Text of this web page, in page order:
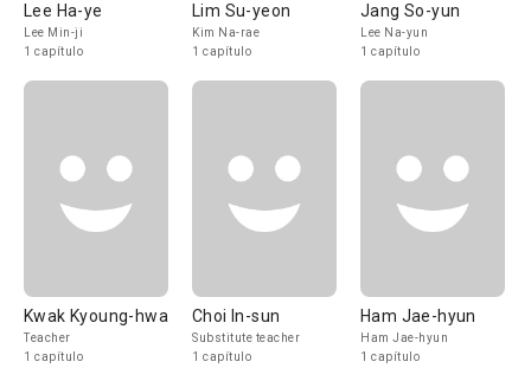
Lee Ha-ye
Lee Min-ji
1 capítulo
Lim Su-yeon
Kim Na-rae
1 capítulo
Jang So-yun
Lee Na-yun
1 capítulo
Kwak Kyoung-hwa
Teacher
1 capítulo
Choi In-sun
Substitute teacher
1 capítulo
Ham Jae-hyun
Ham Jae-hyun
1 capítulo